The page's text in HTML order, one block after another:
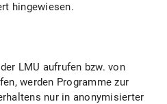
hingewiesen.
LMU aufrufen bzw. von
werden Programme zur
nur in anonymisierter